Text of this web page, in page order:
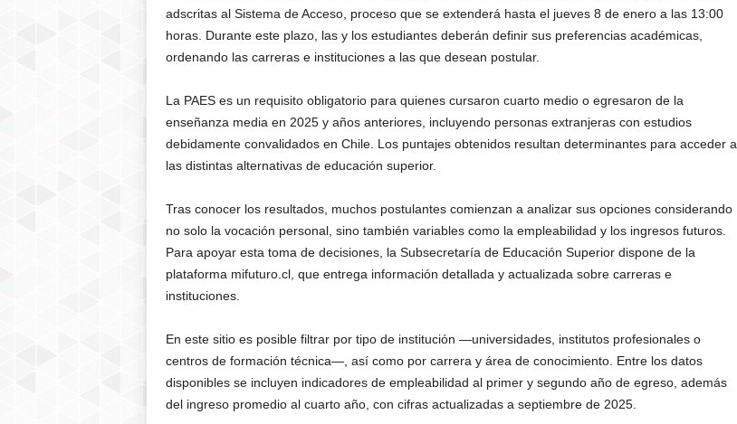
adscritas al Sistema de Acceso, proceso que se extenderá hasta el jueves 8 de enero a las 13:00
horas. Durante este plazo, las y los estudiantes deberán definir sus preferencias académicas,
ordenando las carreras e instituciones a las que desean postular.
La PAES es un requisito obligatorio para quienes cursaron cuarto medio o egresaron de la
enseñanza media en 2025 y años anteriores, incluyendo personas extranjeras con estudios
debidamente convalidados en Chile. Los puntajes obtenidos resultan determinantes para acceder a
las distintas alternativas de educación superior.
Tras conocer los resultados, muchos postulantes comienzan a analizar sus opciones considerando
no solo la vocación personal, sino también variables como la empleabilidad y los ingresos futuros.
Para apoyar esta toma de decisiones, la Subsecretaría de Educación Superior dispone de la
plataforma mifuturo.cl, que entrega información detallada y actualizada sobre carreras e
instituciones.
En este sitio es posible filtrar por tipo de institución —universidades, institutos profesionales o
centros de formación técnica—, así como por carrera y área de conocimiento. Entre los datos
disponibles se incluyen indicadores de empleabilidad al primer y segundo año de egreso, además
del ingreso promedio al cuarto año, con cifras actualizadas a septiembre de 2025.